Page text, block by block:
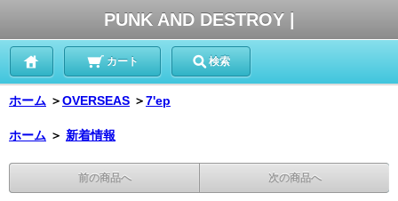
PUNK AND DESTROY |
カート 検索
ホーム ＞OVERSEAS ＞7'ep
ホーム ＞ 新着情報
前の商品へ 次の商品へ